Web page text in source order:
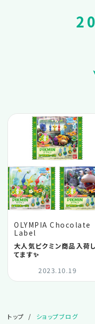
OLYMPIA Chocolate
Label
大人気ピクミン商品入荷し
てます✨
2023.10.19
トップ ショップブログ